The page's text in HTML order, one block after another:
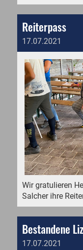
Reiterpass
17.07.2021
Wir gratulieren
Salcher ihre
Bestandene
17.07.2021